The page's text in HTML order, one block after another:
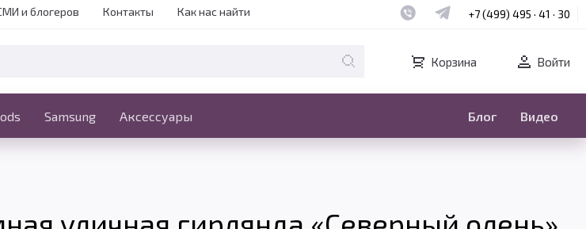
и блогеров Контакты Как нас найти Наш whatsapp
Наш telegram
+7 (499) 495 · 41 · 30
Корзина Войти
Samsung Аксессуары Блог Видео
Ещё